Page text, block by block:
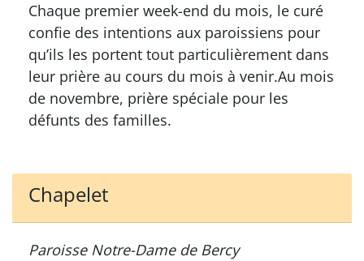
Chaque premier week-end du mois, le curé
confie des intentions aux paroissiens pour
qu’ils les portent tout particulièrement dans
leur prière au cours du mois à venir.Au mois
de novembre, prière spéciale pour les
défunts des familles.
Chapelet
Paroisse Notre-Dame de Bercy